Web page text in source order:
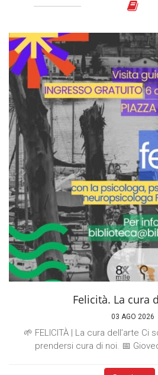
Felicità. La cura
03 AGO 2026
🌱 FELICITÀ | La cura dell’arte Ci
prendersi cura di noi. 📅